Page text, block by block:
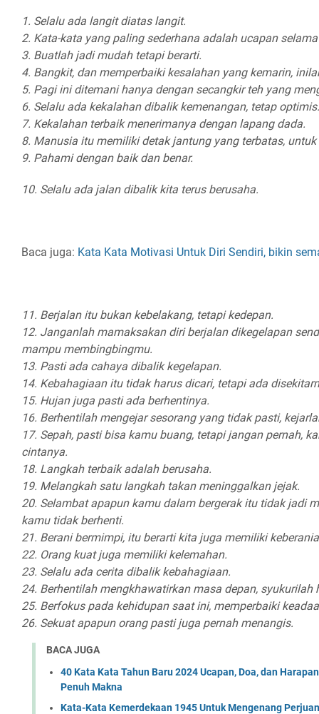
1. Selalu ada langit diatas langit.
2. Kata-kata yang paling sederhana adalah ucapan
3. Buatlah jadi mudah tetapi berarti.
4. Bangkit, dan memperbaiki kesalahan yang kemarin,
5. Pagi ini ditemani hanya dengan secangkir teh yang
6. Selalu ada kekalahan dibalik kemenangan, tetap optimis.
7. Kekalahan terbaik menerimanya dengan lapang dada.
8. Manusia itu memiliki detak jantung yang terbatas,
9. Pahami dengan baik dan benar.
10. Selalu ada jalan dibalik kita terus berusaha.
Baca juga: Kata Kata Motivasi Untuk Diri Sendiri, bikin
11. Berjalan itu bukan kebelakang, tetapi kedepan.
12. Janganlah mamaksakan diri berjalan dikegelapan
mampu membingbingmu.
13. Pasti ada cahaya dibalik kegelapan.
14. Kebahagiaan itu tidak harus dicari, tetapi ada
15. Hujan juga pasti ada berhentinya.
16. Berhentilah mengejar sesorang yang tidak pasti,
17. Sepah, pasti bisa kamu buang, tetapi jangan pernah,
cintanya.
18. Langkah terbaik adalah berusaha.
19. Melangkah satu langkah takan meninggalkan jejak.
20. Selambat apapun kamu dalam bergerak itu tidak jadi
kamu tidak berhenti.
21. Berani bermimpi, itu berarti kita juga memiliki
22. Orang kuat juga memiliki kelemahan.
23. Selalu ada cerita dibalik kebahagiaan.
24. Berhentilah mengkhawatirkan masa depan, syukurilah
25. Berfokus pada kehidupan saat ini, memperbaiki
26. Sekuat apapun orang pasti juga pernah menangis.
BACA JUGA
40 Kata Kata Tahun Baru 2024 Ucapan, Doa, dan
Penuh Makna
Kata-Kata Kemerdekaan 1945 Untuk Mengenang